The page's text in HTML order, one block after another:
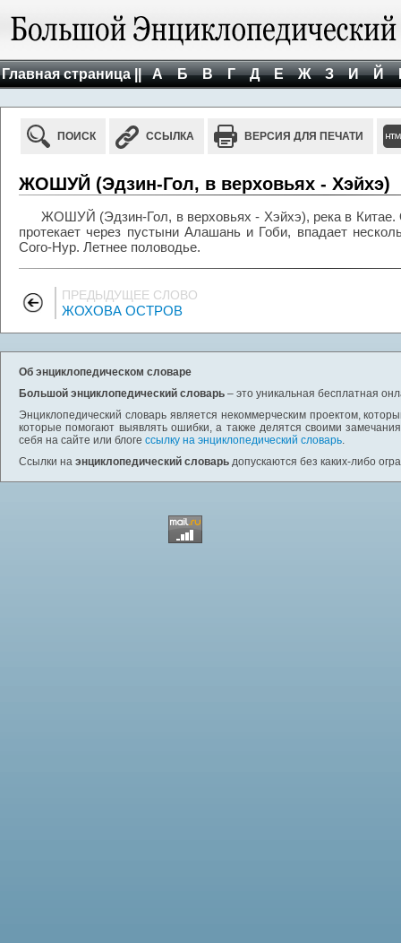
Главная страница || А Б В Г Д Е Ж З И Й
ПОИСК ССЫЛКА ВЕРСИЯ ДЛЯ ПЕЧАТИ
ЖОШУЙ (Эдзин-Гол, в верховьях - Хэйхэ)
ЖОШУЙ (Эдзин-Гол, в верховьях - Хэйхэ), река в Китае.
протекает через пустыни Алашань и Гоби, впадает
Сого-Нур. Летнее половодье.
ПРЕДЫДУЩЕЕ СЛОВО
ЖОХОВА ОСТРОВ
Об энциклопедическом словаре
Большой энциклопедический словарь – это уникальная бесплатная
Энциклопедический словарь является некоммерческим проектом,
которые помогают выявлять ошибки, а также делятся своими
себя на сайте или блоге ссылку на энциклопедический словарь.
Ссылки на энциклопедический словарь допускаются без каких-либо